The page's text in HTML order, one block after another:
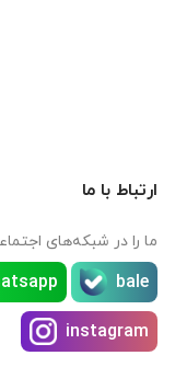
ارتباط با ما
ما را در شبکه‌های
bale
instagram